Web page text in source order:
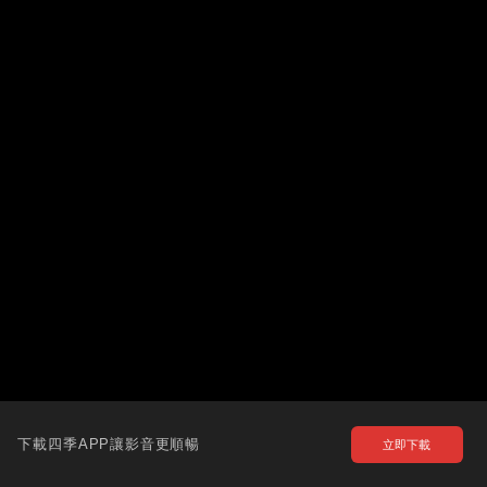
下載四季APP讓影音更順暢 立即下載